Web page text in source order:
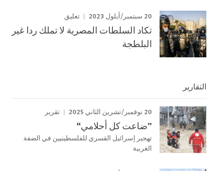
20 سبتمبر/أيلول 2023 تعليق
تكاد السلطات المصرية لا تملك ردا غير
البلطجة
التقارير
20 نوفمبر/تشرين الثاني 2025 تقرير
”ضاعت كل أحلامي“
تهجير إسرائيل القسري للفلسطينيين في الضفة
الغربية